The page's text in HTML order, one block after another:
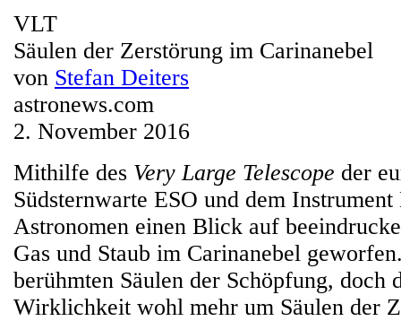
VLT
Säulen der Zerstörung im Carinanebel
von Stefan Deiters
astronews.com
2. November 2016
Mithilfe des Very Large Telescope der
Südsternwarte ESO und dem
Astronomen einen Blick auf
Gas und Staub im Carinanebel
berühmten Säulen der Schöpfung, doch
Wirklichkeit wohl mehr um Säulen der